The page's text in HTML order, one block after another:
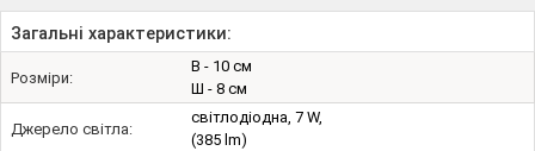
Загальні характеристики:
Розміри:
В - 10 см
Ш - 8 см
Джерело світла:
світлодіодна, 7 W,
(385 lm)